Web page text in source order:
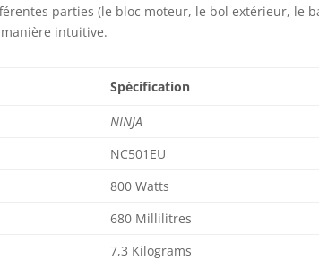
parties (le bloc moteur, le bol extérieur, le
intuitive.
Spécification
NINJA
NC501EU
800 Watts
680 Millilitres
7,3 Kilograms